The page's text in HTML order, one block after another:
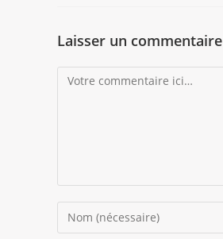
Laisser un commentaire
Comment
Enter
your